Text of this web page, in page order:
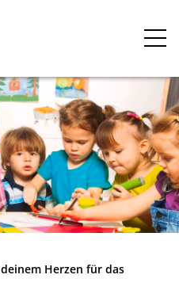
Herzen für das